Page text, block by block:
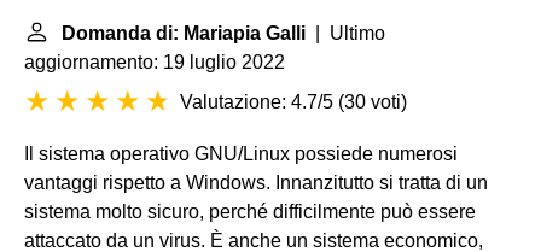
Domanda di: Mariapia Galli | Ultimo
aggiornamento: 19 luglio 2022
Valutazione: 4.7/5 (30 voti)
Il sistema operativo GNU/Linux possiede numerosi
vantaggi rispetto a Windows. Innanzitutto si tratta di un
sistema molto sicuro, perché difficilmente può essere
attaccato da un virus. È anche un sistema economico,